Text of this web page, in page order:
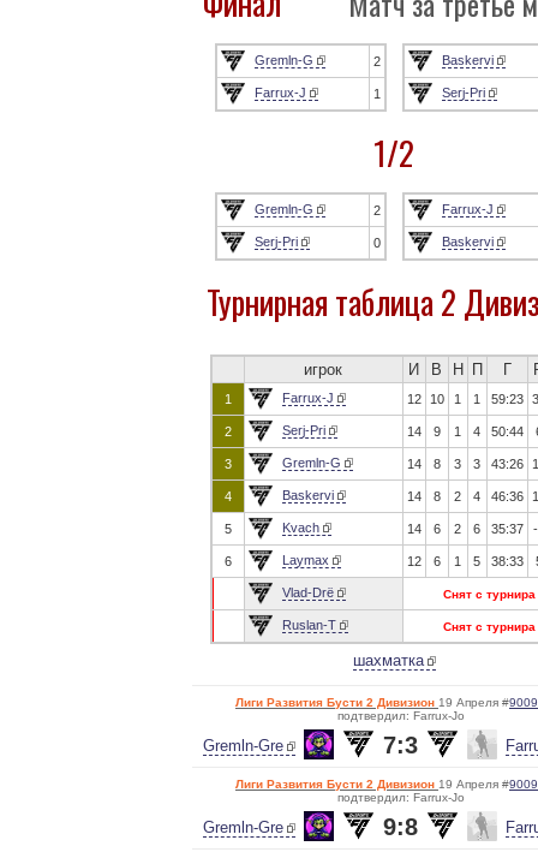
Gremln-G 2
Farrux-J 1
Baskervi
Serj-Pri
1/2
Gremln-G 2
Serj-Pri 0
Farrux-J
Baskervi
Турнирная таблица 2
игрок И В Н П Г
1 Farrux-J 12 10 1 1 59:23
2 Serj-Pri 14 9 1 4 50:44
3 Gremln-G 14 8 3 3 43:26
4 Baskervi 14 8 2 4 46:36
5 Kvach 14 6 2 6 35:37
6 Laymax 12 6 1 5 38:33
Vlad-Drё Снят с турнира
Ruslan-T Снят с турнира
шахматка
Лиги Развития Бусти 2 Дивизион 19 Апреля #
подтвердил: Farrux-Jo
Gremln-Gre 7:3
Лиги Развития Бусти 2 Дивизион 19 Апреля #
подтвердил: Farrux-Jo
Gremln-Gre 9:8